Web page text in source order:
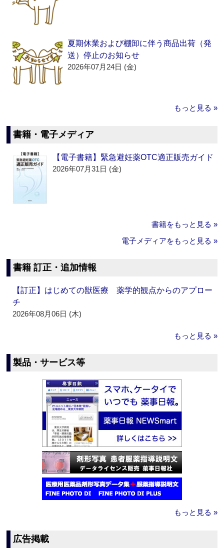
夏期休業および棚卸に伴う商品出荷（発
送）停止のお知らせ
2026年07月24日 (金)
もっと見る »
書籍・電子メディア
【電子書籍】緊急避妊薬OTC適正販売ガイド
2026年07月31日 (金)
書籍をもっと見る »
電子メディアをもっと見る »
書籍 訂正・追加情報
【訂正】はじめての獣医療 薬学的観点からのアプロー
チ
2026年08月06日 (木)
もっと見る »
製品・サービス等
もっと見る »
広告掲載